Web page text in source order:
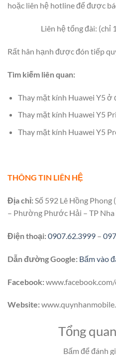
hoặc liên hệ hotline để được
Liên hệ tổng đài: (chỉ
Rất hân hạnh được đón tiếp
Tìm kiếm liên quan:
Thay mặt kính Huawei Y5 ở
Thay mặt kính Huawei Y5
Thay mặt kính Huawei Y5
THÔNG TIN LIÊN HỆ
Địa chỉ:Số 592 Lê Hồng
– Phường Phước Hải – TP Nha
Điện thoại:0907.62.3999 –
Dẫn đường Google: Bấm vào
Facebook:
Website:
Tổng
Bấm để đánh